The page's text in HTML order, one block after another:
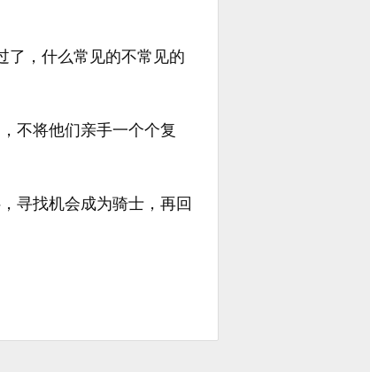
了，什么常见的不常见的
不将他们亲手一个个复
寻找机会成为骑士，再回